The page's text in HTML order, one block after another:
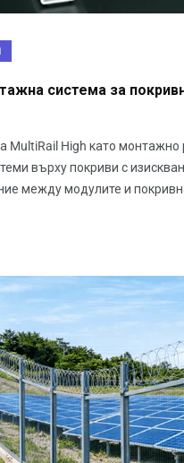
система за
MultiRail High като монтажно
върху покриви с
между модулите и